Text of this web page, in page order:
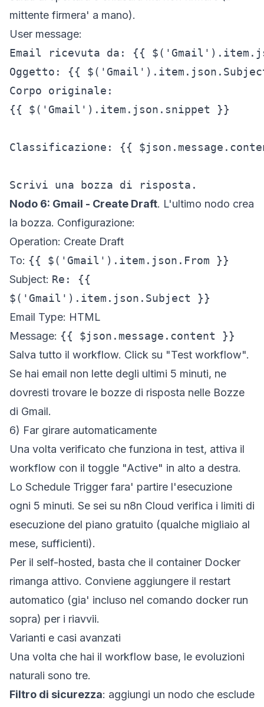
mittente firmera' a mano).
User message:
Email ricevuta da: {{
Oggetto: {{
Corpo originale:
{{ $('Gmail').item.json.snippet }}
Classificazione: {{
Scrivi una bozza di risposta.
Nodo 6: Gmail - Create Draft. L'ultimo nodo crea
la bozza. Configurazione:
Operation: Create Draft
To: {{ $('Gmail').item.json.From }}
Subject: Re: {{
$('Gmail').item.json.Subject }}
Email Type: HTML
Message: {{ $json.message.content }}
Salva tutto il workflow. Click su "Test workflow".
Se hai email non lette degli ultimi 5 minuti, ne
dovresti trovare le bozze di risposta nelle Bozze
di Gmail.
6) Far girare automaticamente
Una volta verificato che funziona in test, attiva il
workflow con il toggle "Active" in alto a destra.
Lo Schedule Trigger fara' partire l'esecuzione
ogni 5 minuti. Se sei su n8n Cloud verifica i limiti di
esecuzione del piano gratuito (qualche migliaio al
mese, sufficienti).
Per il self-hosted, basta che il container Docker
rimanga attivo. Conviene aggiungere il restart
automatico (gia' incluso nel comando docker run
sopra) per i riavvii.
Varianti e casi avanzati
Una volta che hai il workflow base, le evoluzioni
naturali sono tre.
Filtro di sicurezza: aggiungi un nodo che esclude